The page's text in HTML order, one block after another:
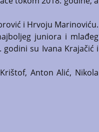
i Hrvoju Marinoviću.
juniora i mlađeg
su Ivana Krajačić i
Anton Alić, Nikola